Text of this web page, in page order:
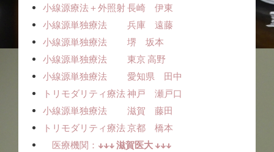
小線源療法＋外照射 長崎 伊東
小線源単独療法 兵庫 遠藤
小線源単独療法 堺 坂本
小線源単独療法 東京 高野
小線源単独療法 愛知県 田中
トリモダリティ療法 神戸 瀬戸口
小線源単独療法 滋賀 藤田
トリモダリティ療法 京都 橋本
医療機関： ↓↓↓ 滋賀医大 ↓↓↓